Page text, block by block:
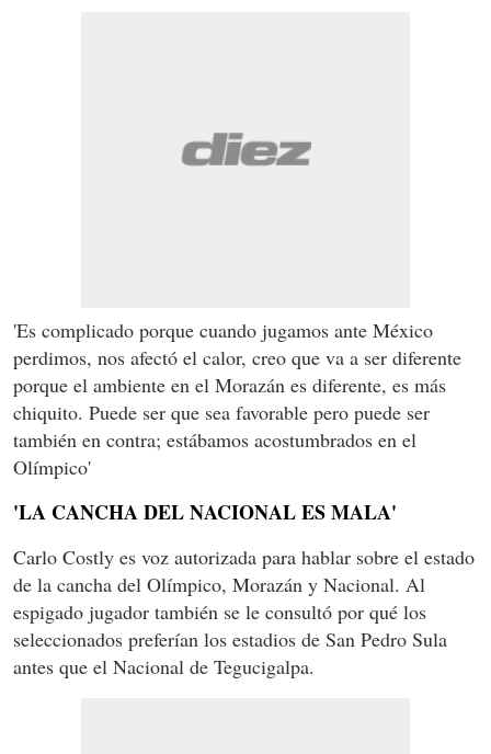
'Es complicado porque cuando jugamos ante México
perdimos, nos afectó el calor, creo que va a ser diferente
porque el ambiente en el Morazán es diferente, es más
chiquito. Puede ser que sea favorable pero puede ser
también en contra; estábamos acostumbrados en el
Olímpico'
'LA CANCHA DEL NACIONAL ES MALA'
Carlo Costly es voz autorizada para hablar sobre el estado
de la cancha del Olímpico, Morazán y Nacional. Al
espigado jugador también se le consultó por qué los
seleccionados preferían los estadios de San Pedro Sula
antes que el Nacional de Tegucigalpa.